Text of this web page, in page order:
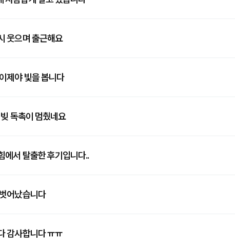
웃으며 출근해요
제야 빛을 봅니다
독촉이 멈췄네요
에서 탈출한 후기입니다..
어났습니다
감사합니다 ㅠㅠ